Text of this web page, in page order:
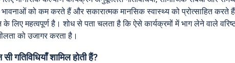
को कम करते हैं और सकारात्मक मानसिक स्वास्थ्य को प्रोत्साहित करते
के लिए महत्वपूर्ण है। शोध से पता चलता है कि ऐसे कार्यक्रमों में भाग लेने वाले
को उजागर करता है।
गतिविधियाँ शामिल होती हैं?